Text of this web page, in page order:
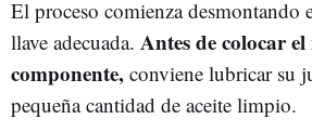
El proceso comienza desmontando
llave adecuada. Antes de colocar el
componente, conviene lubricar su
pequeña cantidad de aceite limpio.